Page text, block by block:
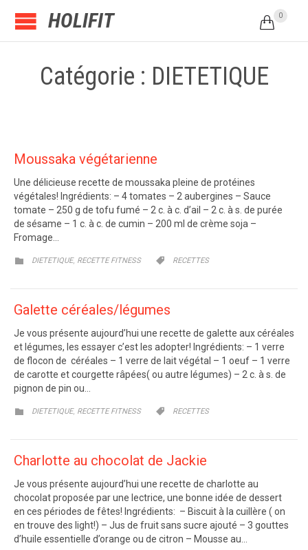
HOLIFIT  0
Catégorie : DIETETIQUE
Moussaka végétarienne
Une délicieuse recette de moussaka pleine de protéines
végétales! Ingrédients: – 4 tomates – 2 aubergines – Sauce
tomate – 250 g de tofu fumé – 2 c. à c. d’ail – 2 c. à s. de purée
de sésame – 1 c. à c. de cumin – 200 ml de crème soja –
Fromage…
 CATEGORY
DIETETIQUE, RECETTE FITNESS  CATEGORY
RECETTES
Galette céréales/légumes
Je vous présente aujourd’hui une recette de galette aux céréales
et légumes, les essayer c’est les adopter! Ingrédients: – 1 verre
de flocon de céréales – 1 verre de lait végétal – 1 oeuf – 1 verre
de carotte et courgette râpées( ou autre légumes) – 2 c. à s. de
pignon de pin ou…
 CATEGORY
DIETETIQUE, RECETTE FITNESS  CATEGORY
RECETTES
Charlotte au chocolat de Jackie
Je vous présente aujourd’hui une recette de charlotte au
chocolat proposée par une lectrice, une bonne idée de dessert
en ces périodes de fêtes! Ingrédients: – Biscuit à la cuillère ( on
en trouve des light!) – Jus de fruit sans sucre ajouté – 3 gouttes
d’huile essentielle d’orange ou de citron – Mousse au…